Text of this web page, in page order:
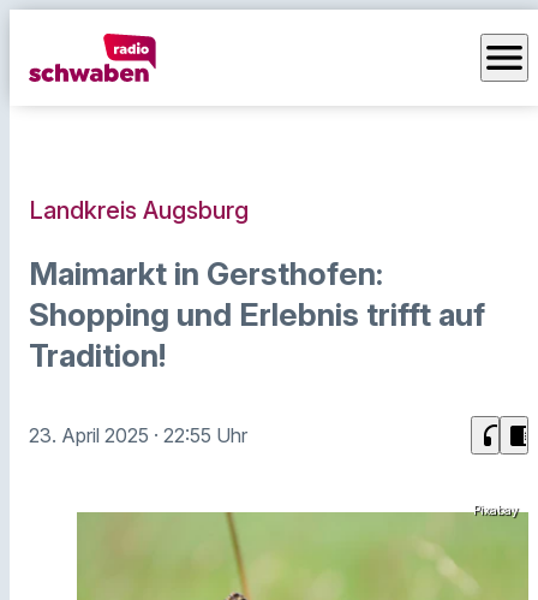
menu
Landkreis Augsburg
Maimarkt in Gersthofen:
Shopping und Erlebnis trifft auf
Tradition!
23. April 2025 · 22:55 Uhr headphones chrome_reader_mode
Pixabay